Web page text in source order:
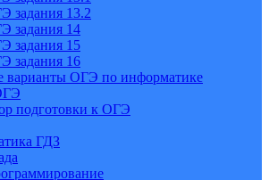
задания 13.2
задания 14
задания 15
задания 16
варианты ОГЭ по информатике
подготовки к ОГЭ
ГДЗ